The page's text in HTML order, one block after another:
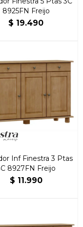
8925FN Freijo
$ 19.490
Inf Finestra 3 Ptas
8927FN Freijo
$ 11.990